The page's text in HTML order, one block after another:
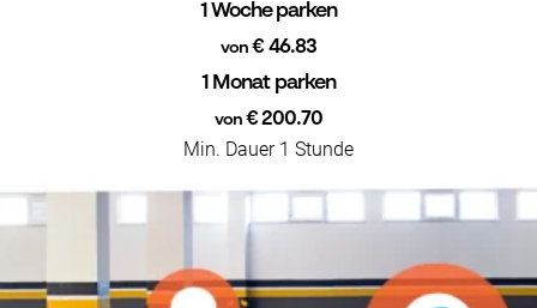
1 Woche parken
von € 46.83
1 Monat parken
von € 200.70
Min. Dauer 1 Stunde